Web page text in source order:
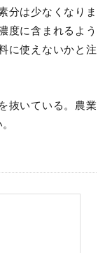
分は少なくなりま
度に含まれるよう
に使えないかと注
抜いている。農業